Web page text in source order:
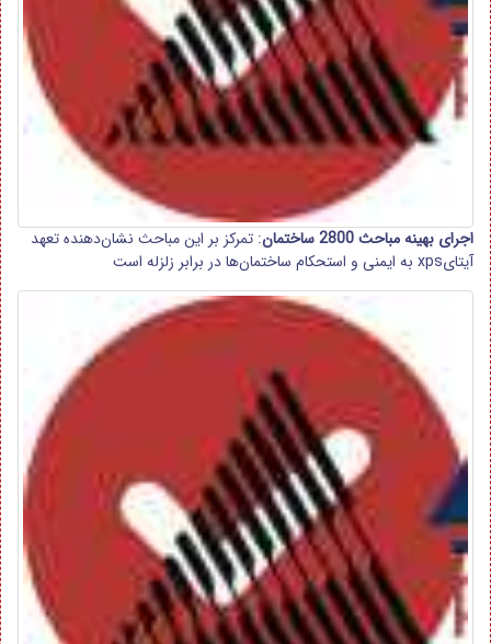
اجرای بهینه مباحث 2800 ساختمان
: تمرکز بر این مباحث نشان‌دهنده تعهد
آیتایxps به ایمنی و استحکام ساختمان‌ها در برابر زلزله است